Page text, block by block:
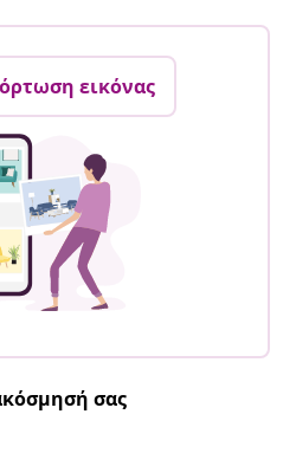
εικόνας
σας